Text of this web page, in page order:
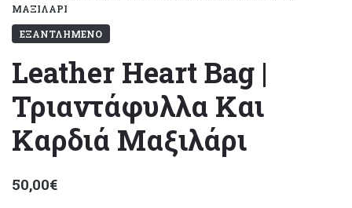
ΜΑΞΙΛΆΡΙ
ΕΞΑΝΤΛΗΜΈΝΟ
Leather Ηeart Βag |
Τριαντάφυλλα Και
Καρδιά Μαξιλάρι
50,00€